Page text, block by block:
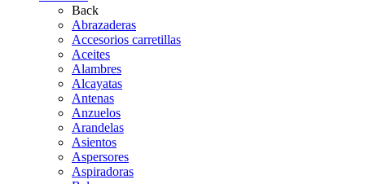
Back
Abrazaderas
Accesorios carretillas
Aceites
Alambres
Alcayatas
Antenas
Anzuelos
Arandelas
Asientos
Aspersores
Aspiradoras